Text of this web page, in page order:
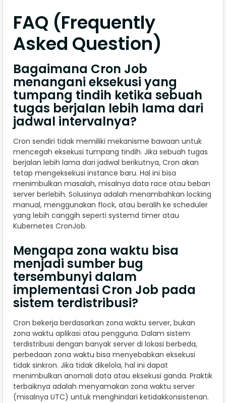
FAQ (Frequently
Asked Question)
Bagaimana Cron Job
menangani eksekusi yang
tumpang tindih ketika sebuah
tugas berjalan lebih lama dari
jadwal intervalnya?
Cron sendiri tidak memiliki mekanisme bawaan untuk
mencegah eksekusi tumpang tindih. Jika sebuah tugas
berjalan lebih lama dari jadwal berikutnya, Cron akan
tetap mengeksekusi instance baru. Hal ini bisa
menimbulkan masalah, misalnya data race atau beban
server berlebih. Solusinya adalah menambahkan locking
manual, menggunakan flock, atau beralih ke scheduler
yang lebih canggih seperti systemd timer atau
Kubernetes CronJob.
Mengapa zona waktu bisa
menjadi sumber bug
tersembunyi dalam
implementasi Cron Job pada
sistem terdistribusi?
Cron bekerja berdasarkan zona waktu server, bukan
zona waktu aplikasi atau pengguna. Dalam sistem
terdistribusi dengan banyak server di lokasi berbeda,
perbedaan zona waktu bisa menyebabkan eksekusi
tidak sinkron. Jika tidak dikelola, hal ini dapat
menimbulkan anomali data atau eksekusi ganda. Praktik
terbaiknya adalah menyamakan zona waktu server
(misalnya UTC) untuk menghindari ketidakkonsistenan.